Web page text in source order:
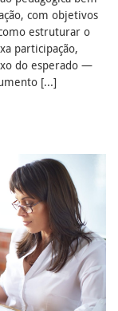
com objetivos
estruturar o
participação,
do esperado —
[...]